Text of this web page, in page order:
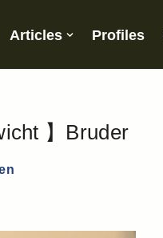
Articles Profiles
】Bruder